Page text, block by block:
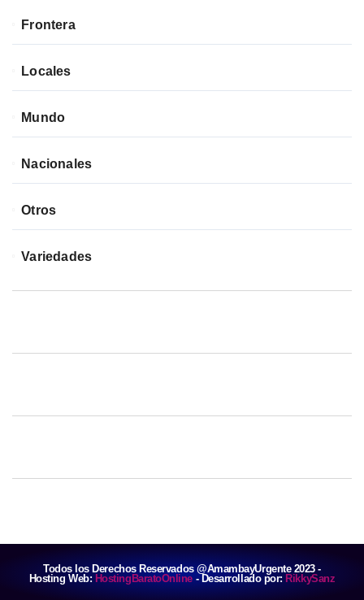
Frontera
Locales
Mundo
Nacionales
Otros
Variedades
Todos los Derechos Reservados @AmambayUrgente 2023 -
Hosting Web: HostingBaratoOnline - Desarrollado por: RikkySanz